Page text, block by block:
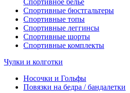
Спортивное белье
Спортивные бюстгальтеры
Спортивные топы
Спортивные леггинсы
Спортивные шорты
Спортивные комплекты
Чулки и колготки
Носочки и Гольфы
Повязки на бедра / бандалетки